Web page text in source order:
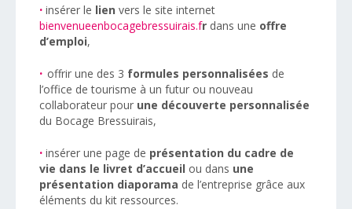
· insérer le lien vers le site internet
bienvenueenbocagebressuirais.fr dans une offre
d’emploi,
· offrir une des 3 formules personnalisées de
l’office de tourisme à un futur ou nouveau
collaborateur pour une découverte personnalisée
du Bocage Bressuirais,
· insérer une page de présentation du cadre de
vie dans le livret d’accueil ou dans une
présentation diaporama de l’entreprise grâce aux
éléments du kit ressources.